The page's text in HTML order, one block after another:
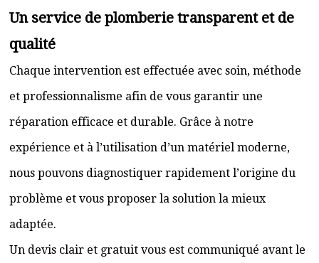
Un service de plomberie transparent et de
qualité
Chaque intervention est effectuée avec soin, méthode
et professionnalisme afin de vous garantir une
réparation efficace et durable. Grâce à notre
expérience et à l’utilisation d’un matériel moderne,
nous pouvons diagnostiquer rapidement l’origine du
problème et vous proposer la solution la mieux
adaptée.
Un devis clair et gratuit vous est communiqué avant le